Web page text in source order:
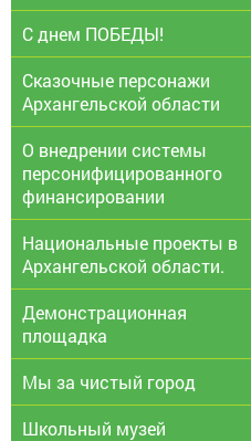
С днем ПОБЕДЫ!
Сказочные персонажи
Архангельской области
О внедрении системы
персонифицированного
финансировании
Национальные проекты в
Архангельской области.
Демонстрационная
площадка
Мы за чистый город
Школьный музей